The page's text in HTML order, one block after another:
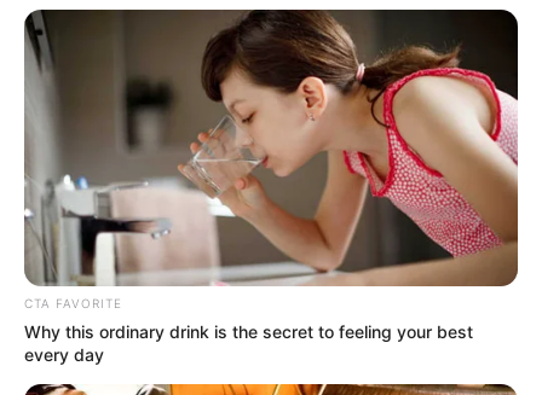
วันนี้ก่อนออกจากบ้านไปทำงาน ไป
ค้าขาย
ทิศมงคลเสริมความเฮงคือ ทิศตะวันออกเฉียงใต้
ให้อธิษฐาน ขอพลังบวกช่วยให้ประสบความสำเร็จ
ตลอดทั้งวัน
สีมงคลของวัน
CTA FAVORITE
Why this ordinary drink is the secret to feeling your best
every day